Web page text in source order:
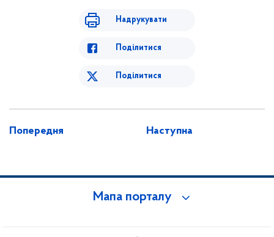
Надрукувати
Поділитися
Поділитися
Попередня Наступна
Мапа порталу